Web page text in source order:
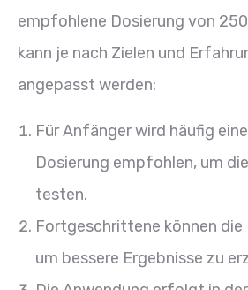
empfohlene Dosierung von
kann je nach Zielen und
angepasst werden:
Für Anfänger wird häufig
Dosierung empfohlen, um
testen.
Fortgeschrittene können die
um bessere Ergebnisse zu